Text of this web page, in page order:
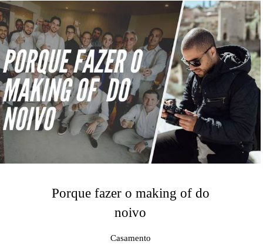
Porque fazer o making of do
noivo
Casamento